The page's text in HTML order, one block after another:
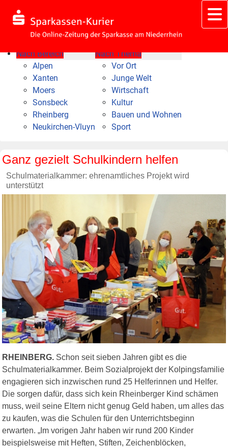
Nach Bereich
Alpen
Xanten
Moers
Sonsbeck
Rheinberg
Neukirchen-Vluyn
Nach Thema
Vor Ort
Junge Welt
Wirtschaft
Kultur
Bauen und Wohnen
Sport
Ganz gezielt Schulkindern helfen
Schulmaterialkammer: ehrenamtliches Projekt wird
unterstützt
RHEINBERG. Schon seit sieben Jahren gibt es die
Schulmaterialkammer. Beim Sozialprojekt der Kolpingsfamilie
engagieren sich inzwischen rund 25 Helferinnen und Helfer.
Die sorgen dafür, dass sich kein Rheinberger Kind schämen
muss, weil seine Eltern nicht genug Geld haben, um alles das
zu kaufen, was die Schulen für den Unterrichtsbeginn
erwarten. „Im vorigen Jahr haben wir rund 200 Kinder
beispielsweise mit Heften, Stiften, Zeichenblöcken,